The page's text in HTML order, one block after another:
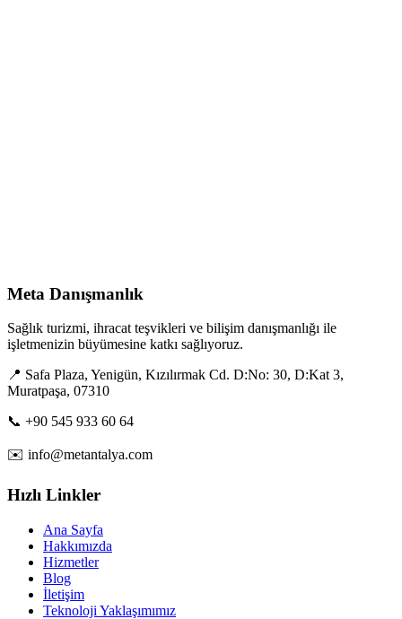
Ücretsiz KonsültasyonHizmetlerimizi İnceleyin
Meta Danışmanlık
Sağlık turizmi, ihracat teşvikleri ve bilişim danışmanlığı ile
işletmenizin büyümesine katkı sağlıyoruz.
📍 Safa Plaza, Yenigün, Kızılırmak Cd. D:No: 30, D:Kat 3,
Muratpaşa, 07310
📞 +90 545 933 60 64
✉️ info@metantalya.com
Hızlı Linkler
Ana Sayfa
Hakkımızda
Hizmetler
Blog
İletişim
Teknoloji Yaklaşımımız